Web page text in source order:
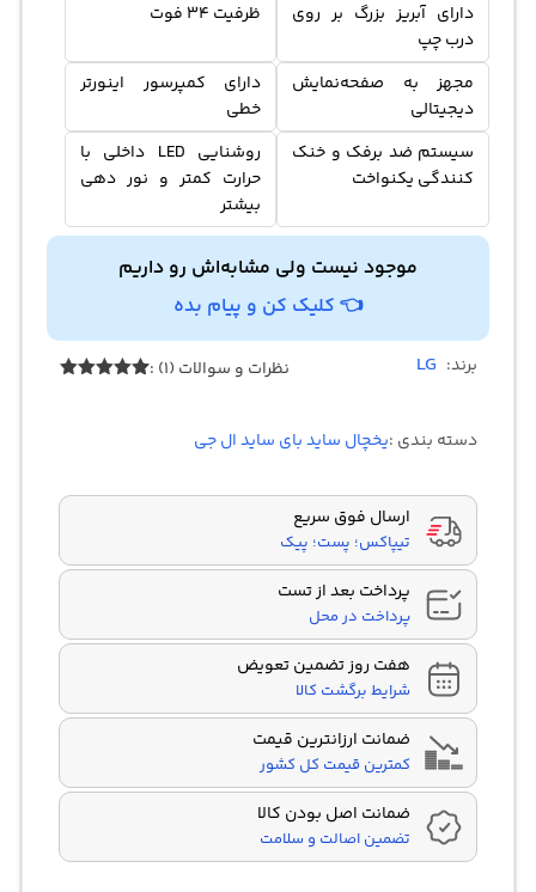
دارای آبریز بزرگ بر روی
درب چپ
ظرفیت 34 فوت
مجهز به صفحه‌نمایش
دیجیتالی
دارای کمپرسور اینورتر
خطی
سیستم ضد برفک و خنک
کنندگی یکنواخت
روشنایی LED داخلی با
حرارت کمتر و نور دهی
بیشتر
موجود نیست ولی مشابه‌اش رو داریم
👈 کلیک کن و پیام بده
برند: LG نظرات و سوالات (1) :
دسته بندی :یخچال ساید بای ساید ال جی
ارسال فوق سریع
تیپاکس؛ پست؛ پیک
پرداخت بعد از تست
پرداخت در محل
هفت روز تضمین تعویض
شرایط برگشت کالا
ضمانت ارزانترین قیمت
کمترین قیمت کل کشور
ضمانت اصل بودن کالا
تضمین اصالت و سلامت